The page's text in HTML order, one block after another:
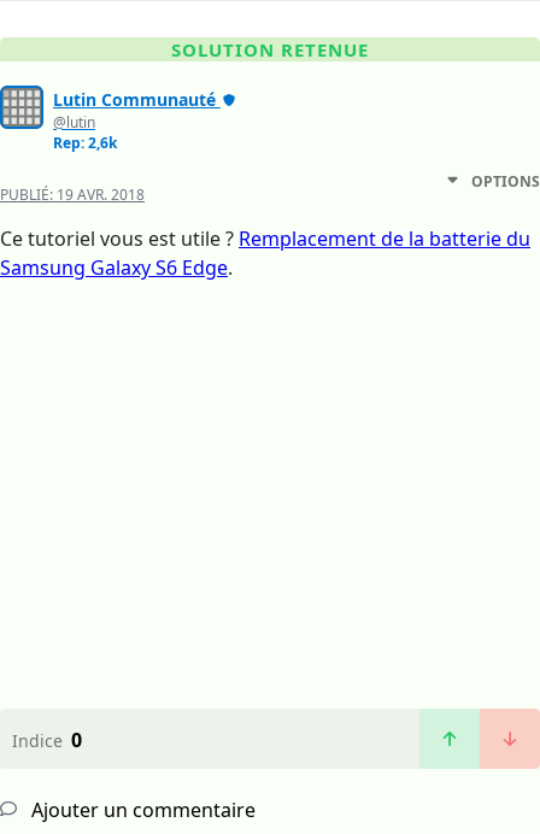
SOLUTION RETENUE
Lutin Communauté
@lutin
Rep: 2,6k
PUBLIÉ: 19 AVR. 2018
OPTIONS
Ce tutoriel vous est utile ? Remplacement de la batterie du
Samsung Galaxy S6 Edge.
Indice 0
Ajouter un commentaire